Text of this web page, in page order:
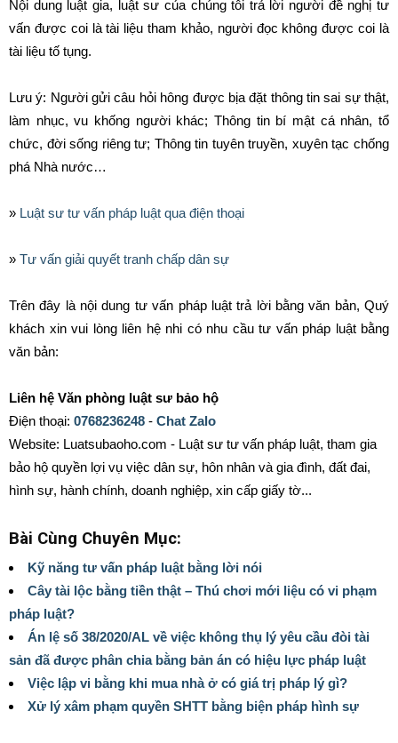
Nội dung luật gia, luật sư của chúng tôi trả lời người đề nghị tư
vấn được coi là tài liệu tham khảo, người đọc không được coi là
tài liệu tố tụng.
Lưu ý: Người gửi câu hỏi hông được bịa đặt thông tin sai sự thật,
làm nhục, vu khống người khác; Thông tin bí mật cá nhân, tổ
chức, đời sống riêng tư; Thông tin tuyên truyền, xuyên tạc chống
phá Nhà nước…
» Luật sư tư vấn pháp luật qua điện thoại
» Tư vấn giải quyết tranh chấp dân sự
Trên đây là nội dung tư vấn pháp luật trả lời bằng văn bản, Quý
khách xin vui lòng liên hệ nhi có nhu cầu tư vấn pháp luật bằng
văn bản:
Liên hệ Văn phòng luật sư bảo hộ
Điện thoại: 0768236248 - Chat Zalo
Website: Luatsubaoho.com - Luật sư tư vấn pháp luật, tham gia
bảo hộ quyền lợi vụ việc dân sự, hôn nhân và gia đình, đất đai,
hình sự, hành chính, doanh nghiệp, xin cấp giấy tờ...
Bài Cùng Chuyên Mục:
Kỹ năng tư vấn pháp luật bằng lời nói
Cây tài lộc bằng tiền thật – Thú chơi mới liệu có vi phạm
pháp luật?
Án lệ số 38/2020/AL về việc không thụ lý yêu cầu đòi tài
sản đã được phân chia bằng bản án có hiệu lực pháp luật
Việc lập vi bằng khi mua nhà ở có giá trị pháp lý gì?
Xử lý xâm phạm quyền SHTT bằng biện pháp hình sự